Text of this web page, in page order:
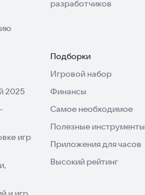
разработчиков
2025
игр
Подборки
Игровой набор
Финансы
Самое необходимое
Полезные инструменты
Приложения для часов
Высокий рейтинг